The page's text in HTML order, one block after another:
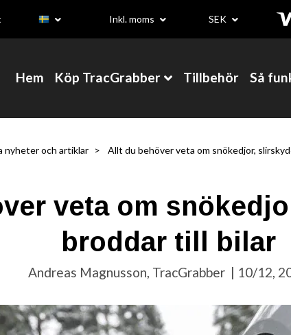
Inkl. moms SEK
Hem Köp TracGrabber Tillbehör Så
nyheter och artiklar Allt du behöver veta om snökedjor,
veta om
broddar till bilar
Andreas Magnusson, TracGrabber | 10/12,